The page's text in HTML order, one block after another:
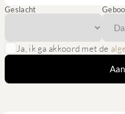
Geslacht
Ja, ik ga akkoord met de